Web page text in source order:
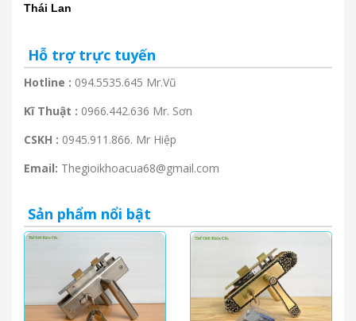
Thái Lan
Hỗ trợ trực tuyến
Hotline : 094.5535.645 Mr.Vũ
Kĩ Thuật : 0966.442.636 Mr. Sơn
CSKH : 0945.911.866. Mr Hiệp
Email: Thegioikhoacua68@gmail.com
Sản phẩm nổi bật